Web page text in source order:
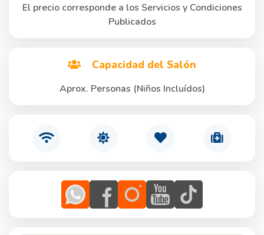
El precio corresponde a los Servicios y Condiciones
Publicados
Capacidad del Salón
Aprox. Personas (Niños Incluídos)